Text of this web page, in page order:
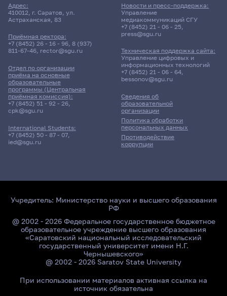
Адрес:
410012, г. Саратов, ул.
Астраханская, 83
Приёмная ректора:
+7 (8452) 26 - 16 - 96, 8 (937)
811-67-46, rector@sgu.ru
Отдел по организации
приёма на основные
образовательные
программы (Центральная
приёмная комиссия):
+7 (8452) 51 - 92 - 26,
cpk@sgu.ru
International Students:
+7 (8452) 50 - 87 - 07,
ied@sgu.ru
Сведения об
образовательной
организации
Политика обработки
персональных данных
Противодействие
коррупции
Новости и пресс-поддержка:
Управление
медиакоммуникаций СГУ
+7 (8452) 21 - 06 - 25,
press@sgu.ru
Техническая поддержка сайта:
Управление цифровых и
информационных технологий
+7 (8452) 21 - 06 - 64,
bessonov@sgu.ru
Учредитель: Министерство науки и высшего образования
РФ
@ 2002 - 2026 Федеральное государственное бюджетное
образовательное учреждение высшего образования
«Саратовский национальный исследовательский
государственный университет имени Н.Г.
Чернышевского»
@ 2002 - 2026 Saratov State University
При использовании материалов активная ссылка на
источник обязательна